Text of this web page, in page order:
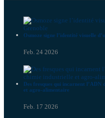
Osmoze signe l’identité visuelle
Feb. 24 2026
Des fresques qui incarnent
et agro-alimentaire
Feb. 17 2026